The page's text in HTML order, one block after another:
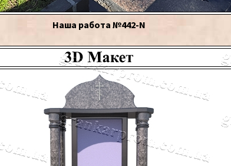
Наша работа №442-N